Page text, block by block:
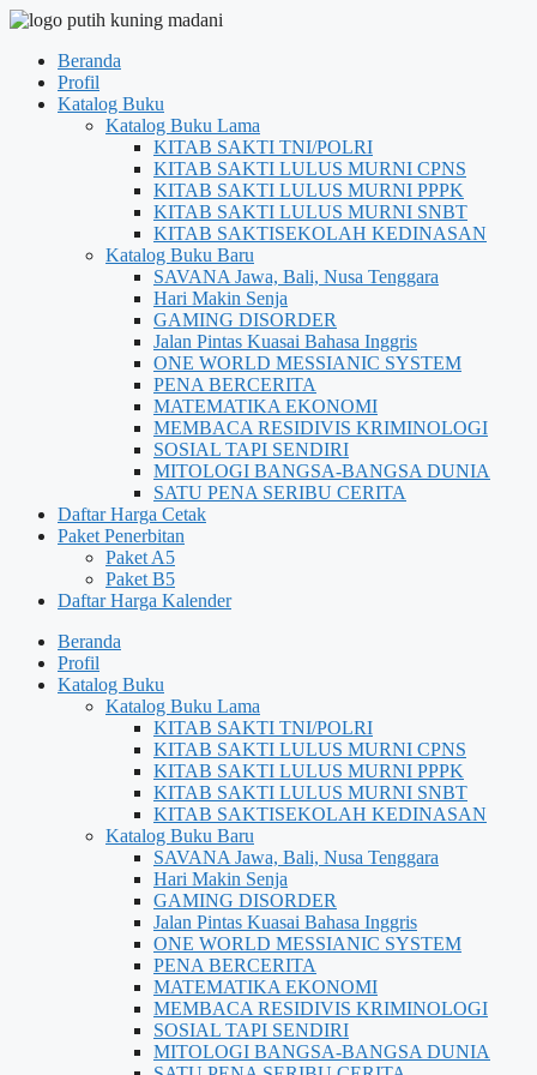
Beranda
Profil
Katalog Buku
Katalog Buku Lama
KITAB SAKTI TNI/POLRI
KITAB SAKTI LULUS MURNI CPNS
KITAB SAKTI LULUS MURNI PPPK
KITAB SAKTI LULUS MURNI SNBT
KITAB SAKTISEKOLAH KEDINASAN
Katalog Buku Baru
SAVANA Jawa, Bali, Nusa Tenggara
Hari Makin Senja
GAMING DISORDER
Jalan Pintas Kuasai Bahasa Inggris
ONE WORLD MESSIANIC SYSTEM
PENA BERCERITA
MATEMATIKA EKONOMI
MEMBACA RESIDIVIS KRIMINOLOGI
SOSIAL TAPI SENDIRI
MITOLOGI BANGSA-BANGSA DUNIA
SATU PENA SERIBU CERITA
Daftar Harga Cetak
Paket Penerbitan
Paket A5
Paket B5
Daftar Harga Kalender
Beranda
Profil
Katalog Buku
Katalog Buku Lama
KITAB SAKTI TNI/POLRI
KITAB SAKTI LULUS MURNI CPNS
KITAB SAKTI LULUS MURNI PPPK
KITAB SAKTI LULUS MURNI SNBT
KITAB SAKTISEKOLAH KEDINASAN
Katalog Buku Baru
SAVANA Jawa, Bali, Nusa Tenggara
Hari Makin Senja
GAMING DISORDER
Jalan Pintas Kuasai Bahasa Inggris
ONE WORLD MESSIANIC SYSTEM
PENA BERCERITA
MATEMATIKA EKONOMI
MEMBACA RESIDIVIS KRIMINOLOGI
SOSIAL TAPI SENDIRI
MITOLOGI BANGSA-BANGSA DUNIA